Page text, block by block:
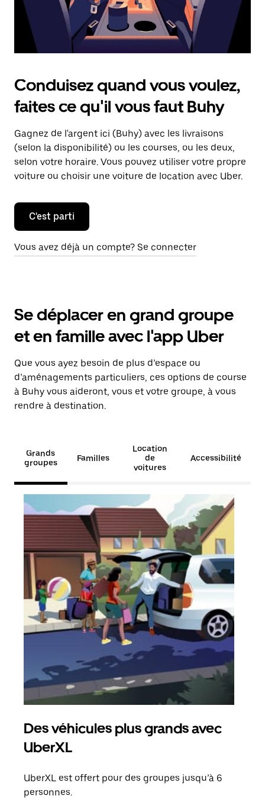
calendrier.
Conduisez quand vous voulez,
faites ce qu'il vous faut Buhy
Gagnez de l'argent ici (Buhy) avec les livraisons
(selon la disponibilité) ou les courses, ou les deux,
selon votre horaire. Vous pouvez utiliser votre propre
voiture ou choisir une voiture de location avec Uber.
C'est parti
Vous avez déjà un compte? Se connecter
Se déplacer en grand groupe
et en famille avec l'app Uber
Que vous ayez besoin de plus d’espace ou
d’aménagements particuliers, ces options de course
à Buhy vous aideront, vous et votre groupe, à vous
rendre à destination.
Grands
groupes
Familles
Location
de
voitures
Accessibilité
Des véhicules plus grands avec
UberXL
UberXL est offert pour des groupes jusqu’à 6
personnes.